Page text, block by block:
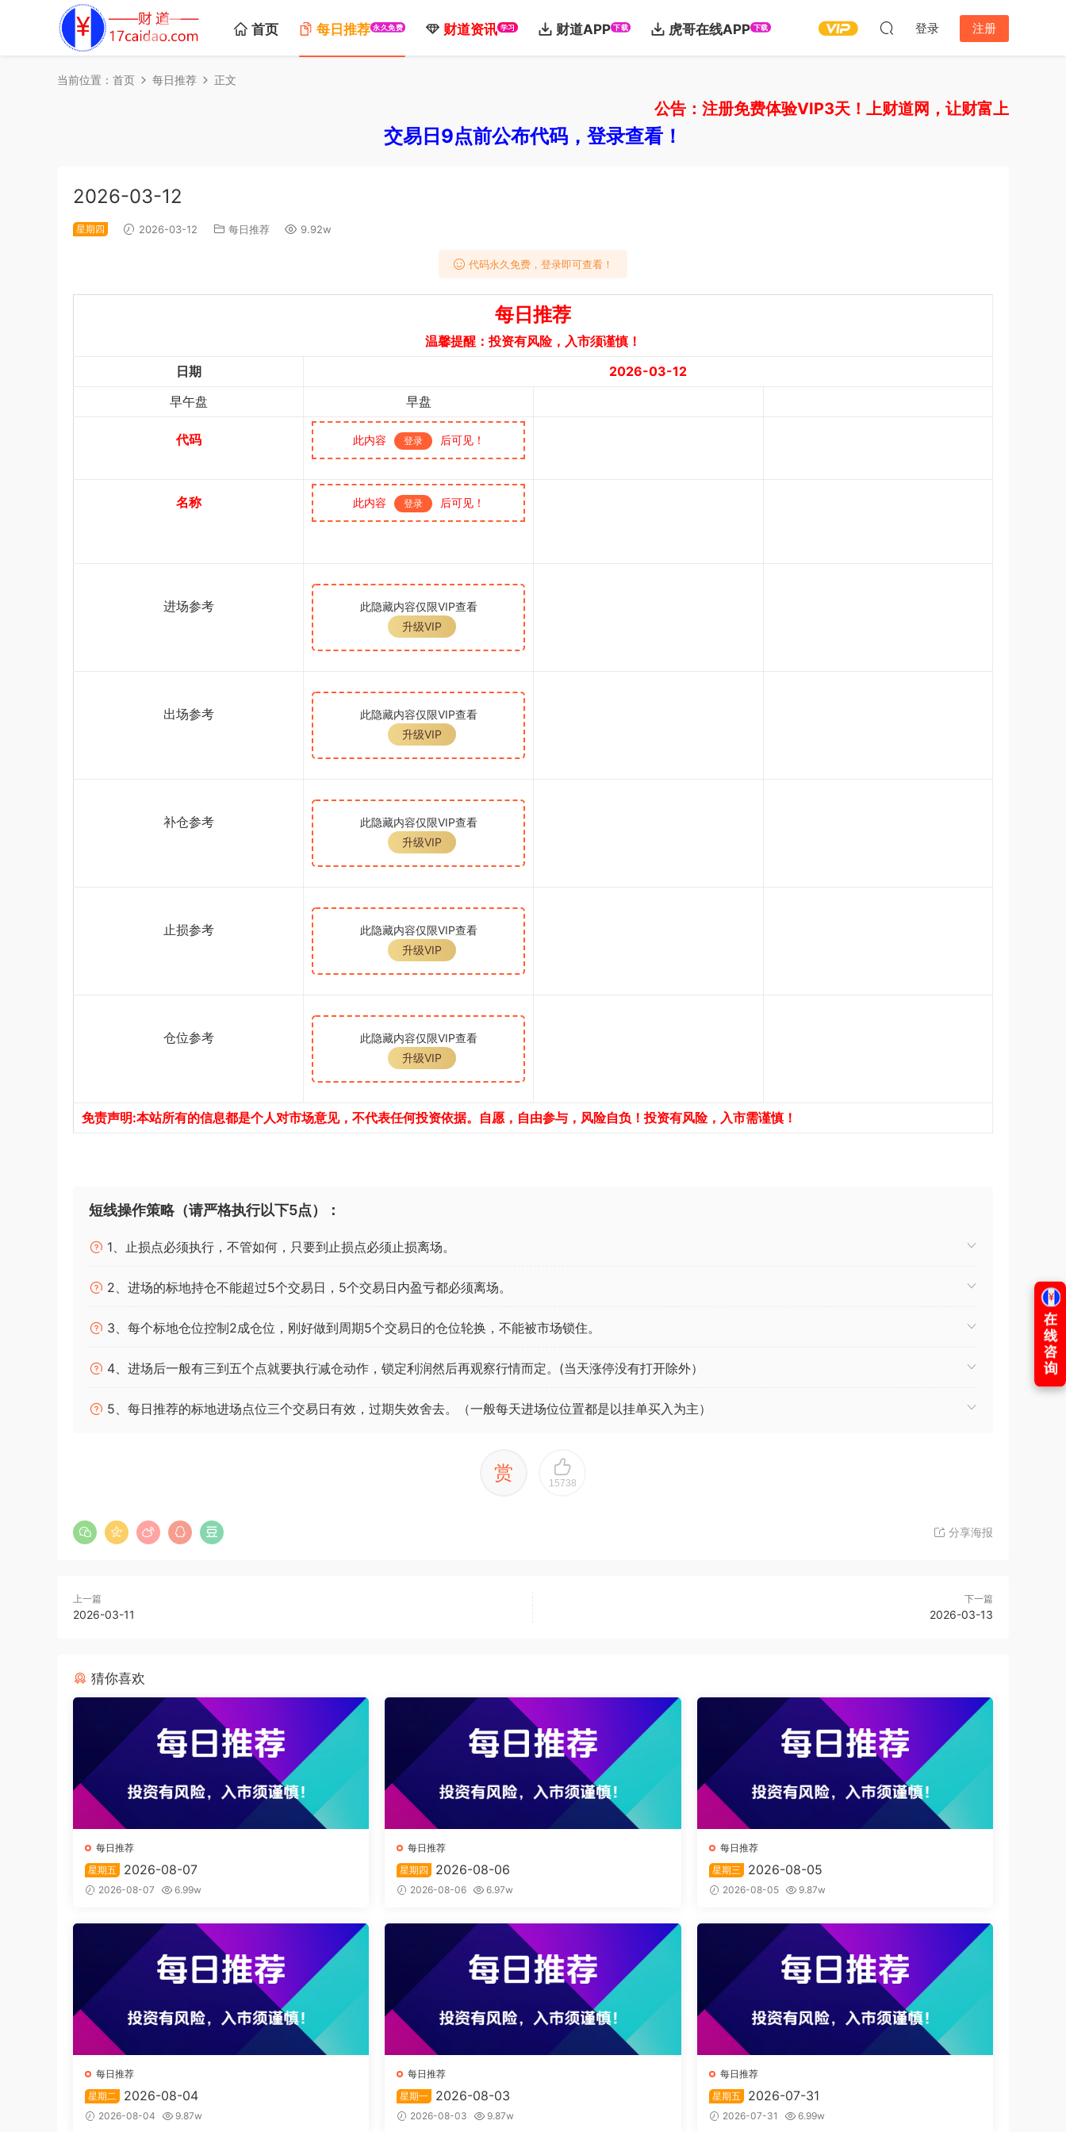
首页 每日推荐 永久免费 财道资讯 学习 财道APP 下载 虎哥在线APP 下载 登录 注册
当前位置： 首页 每日推荐 正文
公告：注册免费体验VIP3天！上财道网，让财富上道！如需
交易日9点前公布代码，登录查看！
2026-03-12
星期四 2026-03-12 每日推荐 9.92w
代码永久免费，登录即可查看！
每日推荐
温馨提醒：投资有风险，入市须谨慎！
日期
2026-03-12
早午盘
早盘
代码 此内容 登录 后可见！
名称 此内容 登录 后可见！
进场参考
此隐藏内容仅限VIP查看
升级VIP
出场参考
此隐藏内容仅限VIP查看
升级VIP
补仓参考
此隐藏内容仅限VIP查看
升级VIP
止损参考
此隐藏内容仅限VIP查看
升级VIP
仓位参考
此隐藏内容仅限VIP查看
升级VIP
免责声明:本站所有的信息都是个人对市场意见，不代表任何投资依据。自愿，自由参与，风险自负！投资有风险，入市需谨慎！
短线操作策略（请严格执行以下5点）：
1、止损点必须执行，不管如何，只要到止损点必须止损离场。
2、进场的标地持仓不能超过5个交易日，5个交易日内盈亏都必须离场。
3、每个标地仓位控制2成仓位，刚好做到周期5个交易日的仓位轮换，不能被市场锁住。
4、进场后一般有三到五个点就要执行减仓动作，锁定利润然后再观察行情而定。(当天涨停没有打开除外）
5、每日推荐的标地进场点位三个交易日有效，过期失效舍去。（一般每天进场位位置都是以挂单买入为主）
赏 15738
分享海报
上一篇
2026-03-11
下一篇
2026-03-13
猜你喜欢
每日推荐
星期五
2026-08-07
2026-08-07 6.99w
每日推荐
星期四
2026-08-06
2026-08-06 6.97w
每日推荐
星期三
2026-08-05
2026-08-05 9.87w
每日推荐
星期二
2026-08-04
2026-08-04 9.87w
每日推荐
星期一
2026-08-03
2026-08-03 9.87w
每日推荐
星期五
2026-07-31
2026-07-31 6.99w